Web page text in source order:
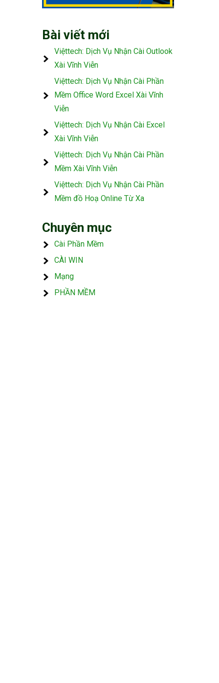
Bài viết mới
Việttech: Dịch Vụ Nhận Cài Outlook
Xài Vĩnh Viễn
Việttech: Dịch Vụ Nhận Cài Phần
Mềm Office Word Excel Xài Vĩnh
Viễn
Việttech: Dịch Vụ Nhận Cài Excel
Xài Vĩnh Viễn
Việttech: Dịch Vụ Nhận Cài Phần
Mềm Xài Vĩnh Viễn
Việttech: Dịch Vụ Nhận Cài Phần
Mềm đồ Hoạ Online Từ Xa
Chuyên mục
Cài Phần Mềm
CÀI WIN
Mạng
PHẦN MỀM